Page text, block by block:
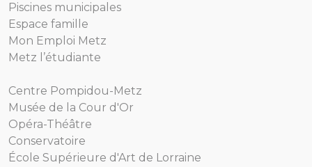
Piscines municipales
Espace famille
Mon Emploi Metz
Metz l’étudiante
Centre Pompidou-Metz
Musée de la Cour d'Or
Opéra-Théâtre
Conservatoire
École Supérieure d'Art de Lorraine